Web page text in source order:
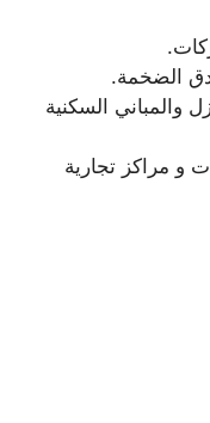
الضخمة.
والمباني السكنية
و مراكز تجارية